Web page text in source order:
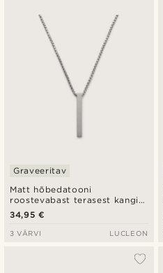
Matt hõbedatooni
roostevabast terasest kangi
ripatsiga kaelakee
Graveeritav
34,95 €
3 VÄRVI LUCLEON